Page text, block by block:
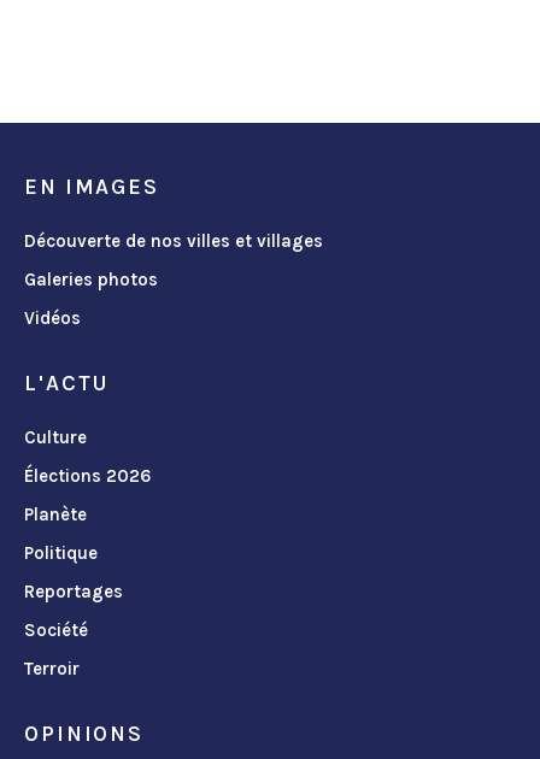
EN IMAGES
Découverte de nos villes et villages
Galeries photos
Vidéos
L'ACTU
Culture
Élections 2026
Planète
Politique
Reportages
Société
Terroir
OPINIONS